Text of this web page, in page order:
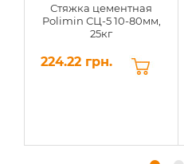
Стяжка цементная
Polimin СЦ-5 10-80мм,
25кг
224.22 грн.